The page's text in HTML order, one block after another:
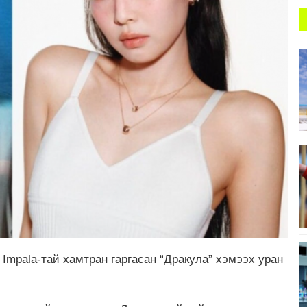
тай хамтран гаргасан “Дракула” хэмээх уран